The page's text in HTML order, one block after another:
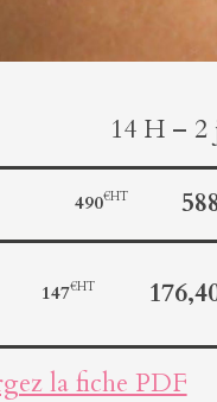
14 H – 2
490
147
la fiche PDF